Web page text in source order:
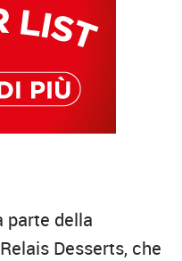
parte della
Desserts, che